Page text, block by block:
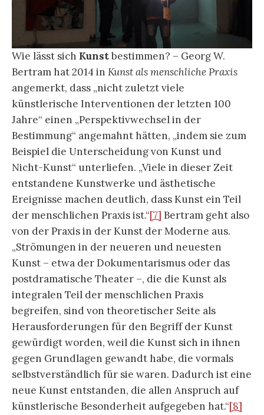
Wie lässt sich Kunstbestimmen? – Georg W.
Bertram hat 2014 in Kunst als menschliche Praxis
angemerkt, dass „nicht zuletzt viele
künstlerische Interventionen der letzten 100
Jahre“ einen „Perspektivwechsel in der
Bestimmung“ angemahnt hätten, „indem sie zum
Beispiel die Unterscheidung von Kunst und
Nicht-Kunst“ unterliefen. „Viele in dieser Zeit
entstandene Kunstwerke und ästhetische
Ereignisse machen deutlich, dass Kunst ein Teil
der menschlichen Praxis ist.“[7] Bertram geht also
von der Praxis in der Kunst der Moderne aus.
„Strömungen in der neueren und neuesten
Kunst – etwa der Dokumentarismus oder das
postdramatische Theater –, die die Kunst als
integralen Teil der menschlichen Praxis
begreifen, sind von theoretischer Seite als
Herausforderungen für den Begriff der Kunst
gewürdigt worden, weil die Kunst sich in ihnen
gegen Grundlagen gewandt habe, die vormals
selbstverständlich für sie waren. Dadurch ist eine
neue Kunst entstanden, die allen Anspruch auf
künstlerische Besonderheit aufgegeben hat.“[8]